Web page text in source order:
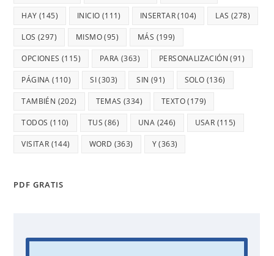
HAY (145) INICIO (111) INSERTAR(104) LAS (278)
LOS (297) MISMO(95) MÁS (199)
OPCIONES (115) PARA (363) PERSONALIZACIÓN (91)
PÁGINA (110) SI(303) SIN (91) SOLO (136)
TAMBIÉN (202) TEMAS (334) TEXTO(179)
TODOS (110) TUS (86) UNA (246) USAR (115)
VISITAR (144) WORD (363) Y(363)
PDF GRATIS